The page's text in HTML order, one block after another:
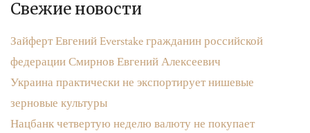
Свежие новости
Зайферт Евгений Everstake гражданин российской
федерации Смирнов Евгений Алексеевич
Украина практически не экспортирует нишевые
зерновые культуры
Нацбанк четвертую неделю валюту не покупает